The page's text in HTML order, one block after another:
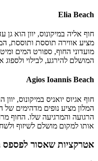
Elia Beach
חוף אליה במיקונוס, יוון הוא
מציע אווירה תוססת ותוססת,
מועדוני החוף, ספורט המים
המושלם להירגע, לבילוי
Agios Ioannis Beach
חוף אגיוס יואניס במיקונוס,
הרגועה והמרגיעה שלו. החוף
אותו למקום מושלם לשיזוף
אטרקציות שאסור לפספס